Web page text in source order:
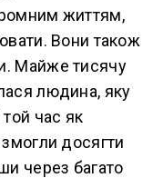
життям,
Вони також
Майже тисячу
людина, яку
час як
досягти
через багато